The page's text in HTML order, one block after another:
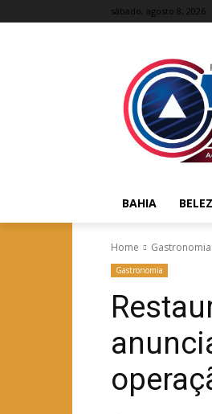
sábado, agosto 8, 2026
BAHIA
Home Gastronomia
Gastronomia